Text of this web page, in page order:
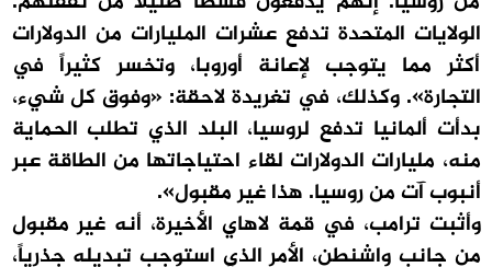
الولايات المتحدة تدفع عشرات المليارات من الدولارات
أكثر مما يتوجب لإعانة أوروبا، وتخسر كثيراً في
التجارة». وكذلك، في تغريدة لاحقة: «وفوق كل شيء،
بدأت ألمانيا تدفع لروسيا، البلد الذي تطلب الحماية
منه، مليارات الدولارات لقاء احتياجاتها من الطاقة عبر
أنبوب آت من روسيا. هذا غير مقبول».
وأثبت ترامب، في قمة لاهاي الأخيرة، أنه غير مقبول
من جانب واشنطن، الأمر الذي استوجب تبديله جذرياً،